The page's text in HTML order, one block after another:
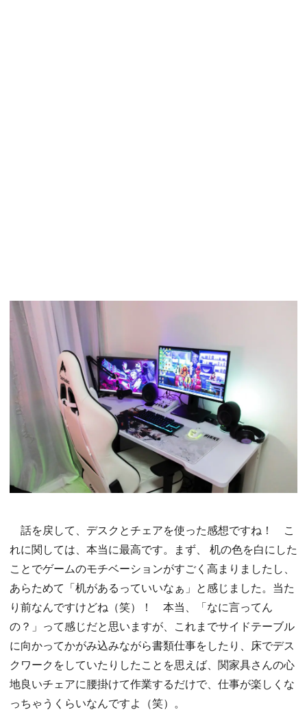
話を戻して、デスクとチェアを使った感想ですね！ こ
れに関しては、本当に最高です。まず、 机の色を白にした
ことでゲームのモチベーションがすごく高まりましたし、
あらためて「机があるっていいなぁ」と感じました。当た
り前なんですけどね（笑）！ 本当、「なに言ってん
の？」って感じだと思いますが、これまでサイドテーブル
に向かってかがみ込みながら書類仕事をしたり、床でデス
クワークをしていたりしたことを思えば、関家具さんの心
地良いチェアに腰掛けて作業するだけで、仕事が楽しくな
っちゃうくらいなんですよ（笑）。